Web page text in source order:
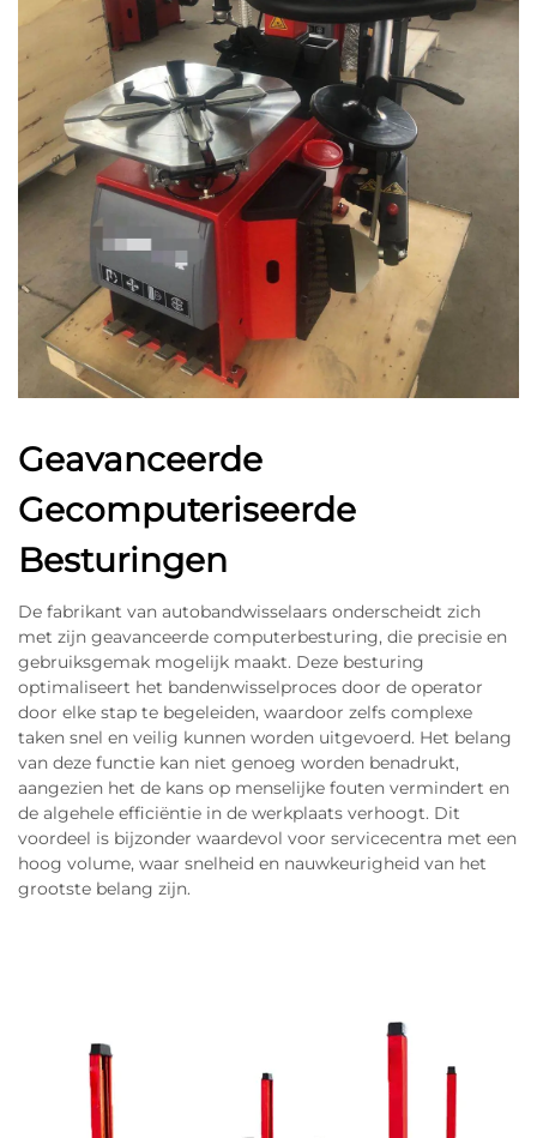
Geavanceerde
Gecomputeriseerde
Besturingen
De fabrikant van autobandwisselaars onderscheidt zich
met zijn geavanceerde computerbesturing, die precisie en
gebruiksgemak mogelijk maakt. Deze besturing
optimaliseert het bandenwisselproces door de operator
door elke stap te begeleiden, waardoor zelfs complexe
taken snel en veilig kunnen worden uitgevoerd. Het belang
van deze functie kan niet genoeg worden benadrukt,
aangezien het de kans op menselijke fouten vermindert en
de algehele efficiëntie in de werkplaats verhoogt. Dit
voordeel is bijzonder waardevol voor servicecentra met een
hoog volume, waar snelheid en nauwkeurigheid van het
grootste belang zijn.